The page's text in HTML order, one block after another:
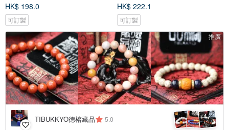
HK$ 198.0
可訂製
HK$ 222.1
可訂製
推廣
TIBUKKYO德榕藏品 5.0 +4